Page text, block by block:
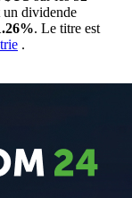
un dividende
. Le titre est
.